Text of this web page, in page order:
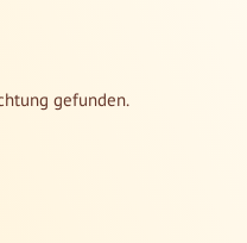
gefunden.